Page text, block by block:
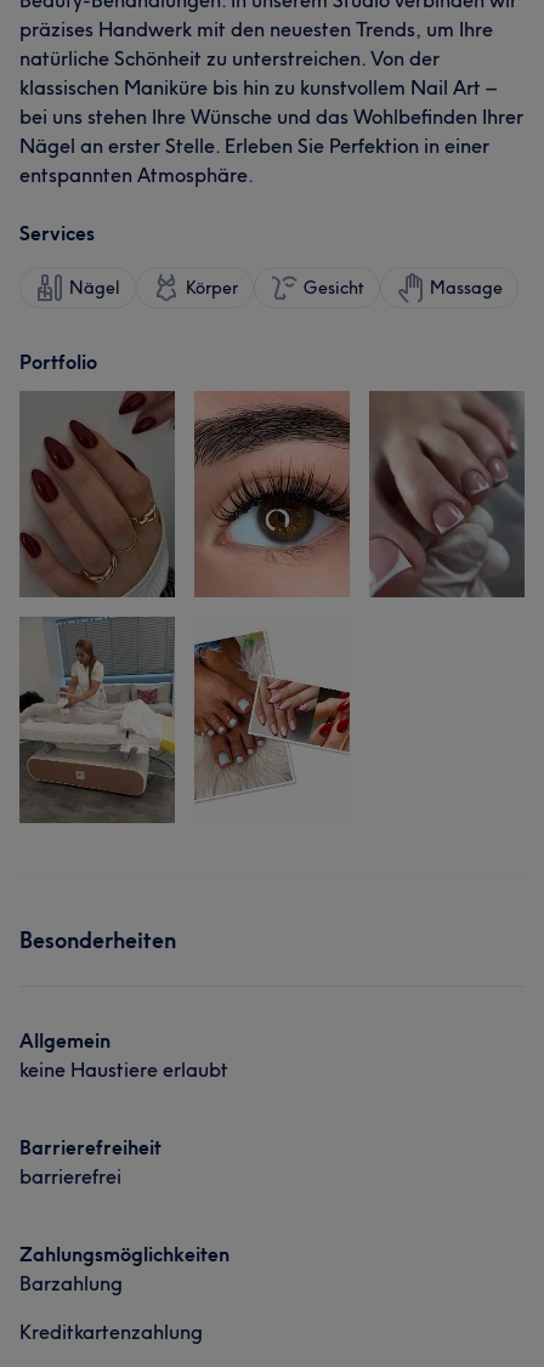
präzises Handwerk mit den neuesten Trends, um Ihre
natürliche Schönheit zu unterstreichen. Von der
klassischen Maniküre bis hin zu kunstvollem Nail Art –
bei uns stehen Ihre Wünsche und das Wohlbefinden Ihrer
Nägel an erster Stelle. Erleben Sie Perfektion in einer
entspannten Atmosphäre.
Services
Nägel Körper Gesicht Massage
Portfolio
Besonderheiten
Allgemein
keine Haustiere erlaubt
Barrierefreiheit
barrierefrei
Zahlungsmöglichkeiten
Barzahlung
Kreditkartenzahlung